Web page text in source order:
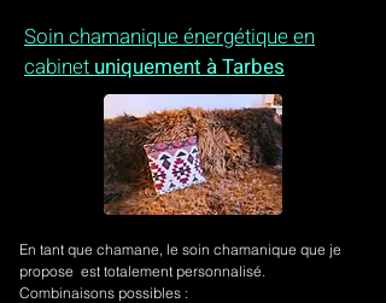
Soin chamanique énergétique en
cabinet uniquement à Tarbes
En tant que chamane, le soin chamanique que je
propose est totalement personnalisé.
Combinaisons possibles :